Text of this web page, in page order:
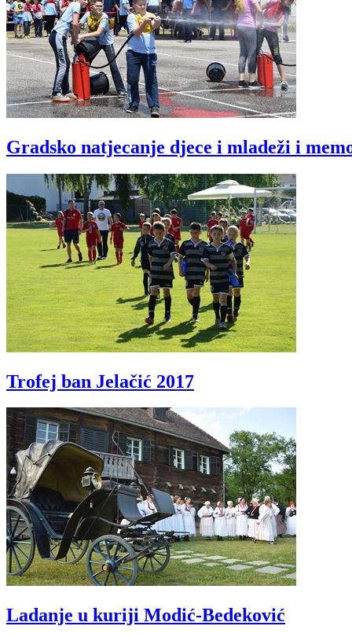
Gradsko natjecanje djece i mladeži i
Trofej ban Jelačić 2017
Ladanje u kuriji Modić-Bedeković